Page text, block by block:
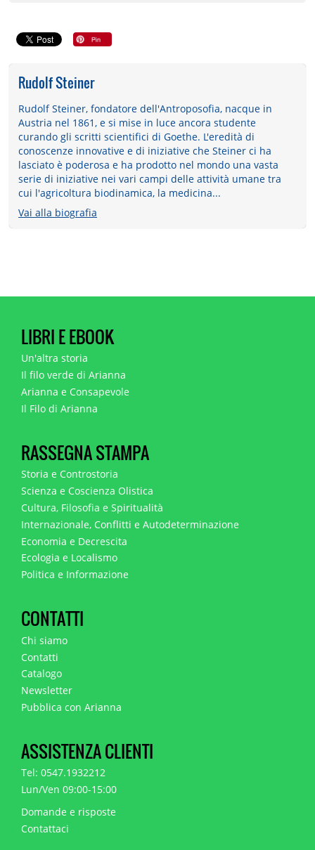
Rudolf Steiner
Rudolf Steiner, fondatore dell'Antroposofia, nacque in
Austria nel 1861, e si mise in luce ancora studente
curando gli scritti scientifici di Goethe. L'eredità di
conoscenze innovative e di iniziative che Steiner ci ha
lasciato è poderosa e ha prodotto nel mondo una vasta
serie di iniziative nei vari campi delle attività umane tra
cui l'agricoltura biodinamica, la medicina...
Vai alla biografia
LIBRI E EBOOK
Un'altra storia
Il filo verde di Arianna
Arianna e Consapevole
Il Filo di Arianna
RASSEGNA STAMPA
Storia e Controstoria
Scienza e Coscienza Olistica
Cultura, Filosofia e Spiritualità
Internazionale, Conflitti e Autodeterminazione
Economia e Decrescita
Ecologia e Localismo
Politica e Informazione
CONTATTI
Chi siamo
Contatti
Catalogo
Newsletter
Pubblica con Arianna
ASSISTENZA CLIENTI
Tel: 0547.1932212
Lun/Ven 09:00-15:00
Domande e risposte
Contattaci